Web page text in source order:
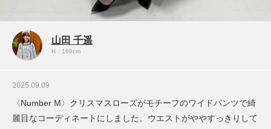
山田 千遥
H：169cm
2025.09.09
〈Number M〉クリスマスローズがモチーフのワイドパンツで綺
麗目なコーディネートにしました。ウエストがややすっきりして